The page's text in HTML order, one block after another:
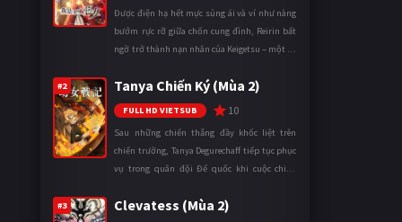
Được điện hạ hết mực sủng ái và ví như nàng
bướm rực rỡ giữa chốn cung đình, Reirin bất
ngờ trở thành nạn nhân của Keigetsu – một kẻ
thuật để hoán đổi th ...
#2 Tanya Chiến Ký (Mùa 2)
FULL HD VIETSUB 10
Sau những chiến thắng đầy khốc liệt trên
chiến trường, Tanya Degurechaff tiếp tục phục
vụ trong quân đội Đế quốc khi cuộc chiến
mặt trận. Dù sở hữu tài năn ...
#3 Clevatess (Mùa 2)